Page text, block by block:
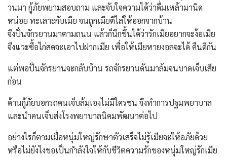
วนมา กู้ภัยพยามสอบถาม และจับใจความได้ว่าดื่มเหล้ามานิด
หน่อย ทะเลาะกับเมีย จนถูกเมียตีไล่ให้ออกจากบ้าน
จึงปั่นจักรยานมาตามถนน แล้วก็นึกขึ้นได้ว่ารักเมียอยากจะง้อเมีย
จึงแวะซื้อไก่สดจะเอาไปฝากเมีย เพื่อให้เมียหายงอลจะได้ คืนดีกัน
แต่พอปั่นจักรยานจะกลับบ้าน รถจักรยานดันมาล้มจนบาดเจ็บเสีย
ก่อน
ด้านกู้ภัยบอกรถคนเจ็บล้มเองไม่มีใครชน จึงทำการปฐมพยาบาล
และนำคนเจ็บส่งโรงพยาบาลนิคมพัฒนาต่อไป
อย่างไรก็ตามเมื่อหนุ่มใหญ่รักษาตัวเสร็จไม่รู้เมียจะให้อภัยด้วย
หรือไม่ยังไงขอเป็นกำลังใจให้กับชีวิตความรักของหนุ่มใหญ่รักเมีย